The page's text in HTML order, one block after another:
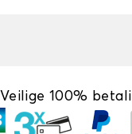
Veilige 100%